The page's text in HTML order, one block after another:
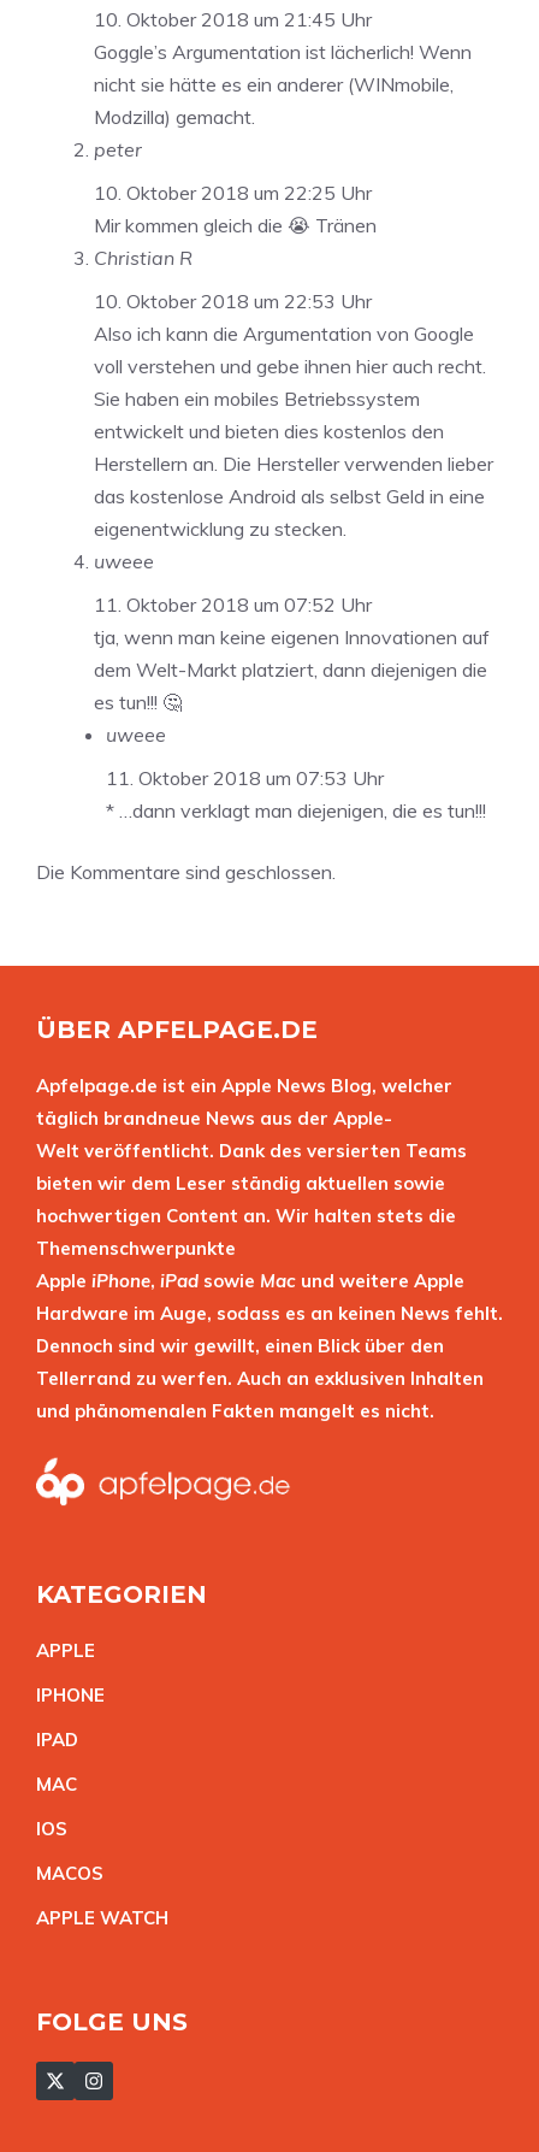
10. Oktober 2018 um 21:45 Uhr
Goggle’s Argumentation ist lächerlich! Wenn
nicht sie hätte es ein anderer (WINmobile,
Modzilla) gemacht.
peter
10. Oktober 2018 um 22:25 Uhr
Mir kommen gleich die 😭 Tränen
Christian R
10. Oktober 2018 um 22:53 Uhr
Also ich kann die Argumentation von Google
voll verstehen und gebe ihnen hier auch recht.
Sie haben ein mobiles Betriebssystem
entwickelt und bieten dies kostenlos den
Herstellern an. Die Hersteller verwenden lieber
das kostenlose Android als selbst Geld in eine
eigenentwicklung zu stecken.
uweee
11. Oktober 2018 um 07:52 Uhr
tja, wenn man keine eigenen Innovationen auf
dem Welt-Markt platziert, dann diejenigen die
es tun!!! 🤔
uweee
11. Oktober 2018 um 07:53 Uhr
* …dann verklagt man diejenigen, die es tun!!!
Die Kommentare sind geschlossen.
ÜBER APFELPAGE.DE
Apfelpage.de ist ein Apple News Blog, welcher
täglich brandneue News aus der Apple-
Welt veröffentlicht. Dank des versierten Teams
bieten wir dem Leser ständig aktuellen sowie
hochwertigen Content an. Wir halten stets die
Themenschwerpunkte
Apple iPhone, iPad sowie Mac und weitere Apple
Hardware im Auge, sodass es an keinen News fehlt.
Dennoch sind wir gewillt, einen Blick über den
Tellerrand zu werfen. Auch an exklusiven Inhalten
und phänomenalen Fakten mangelt es nicht.
KATEGORIEN
APPLE
IPHONE
IPAD
MAC
IOS
MACOS
APPLE WATCH
FOLGE UNS